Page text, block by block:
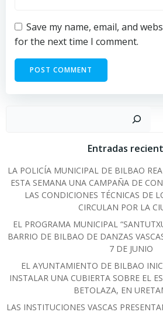
Save my name, email, and
for the next time I comment.
Entradas
LA POLICÍA MUNICIPAL DE BILBAO
ESTA SEMANA UNA CAMPAÑA DE
LAS CONDICIONES TÉCNICAS DE
CIRCULAN POR LA
EL PROGRAMA MUNICIPAL
BARRIO DE BILBAO DE DANZAS
7 DE JUNIO
EL AYUNTAMIENTO DE BILBAO
INSTALAR UNA CUBIERTA SOBRE EL
BETOLAZA, EN
LAS INSTITUCIONES VASCAS